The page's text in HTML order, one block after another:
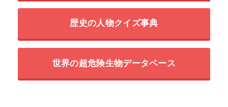
歴史の人物クイズ事典
世界の超危険生物データベース